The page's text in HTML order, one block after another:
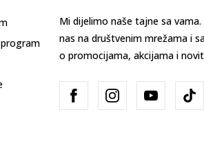
Mi dijelimo naše tajne sa
nas na društvenim mrežama i
o promocijama, akcijama i